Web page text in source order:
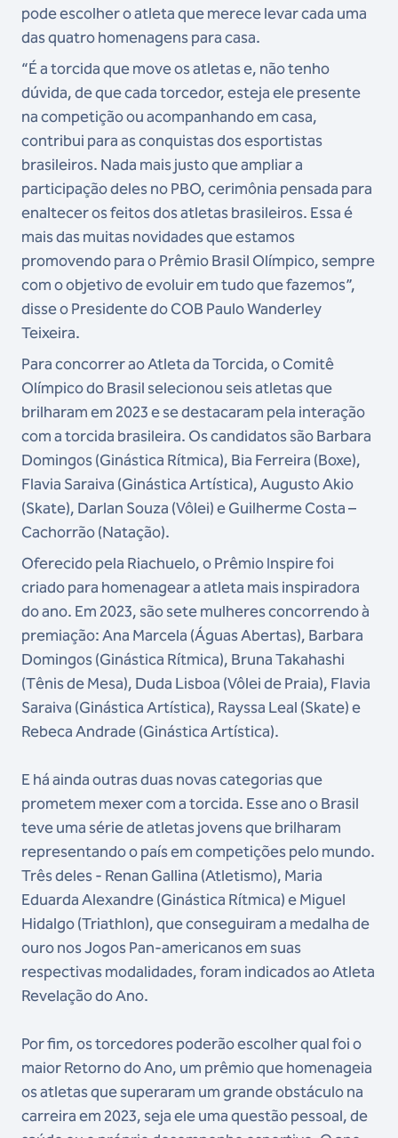
pode escolher o atleta que merece levar cada uma
das quatro homenagens para casa.
“É a torcida que move os atletas e, não tenho
dúvida, de que cada torcedor, esteja ele presente
na competição ou acompanhando em casa,
contribui para as conquistas dos esportistas
brasileiros. Nada mais justo que ampliar a
participação deles no PBO, cerimônia pensada para
enaltecer os feitos dos atletas brasileiros. Essa é
mais das muitas novidades que estamos
promovendo para o Prêmio Brasil Olímpico, sempre
com o objetivo de evoluir em tudo que fazemos”,
disse o Presidente do COB Paulo Wanderley
Teixeira.
Para concorrer ao Atleta da Torcida, o Comitê
Olímpico do Brasil selecionou seis atletas que
brilharam em 2023 e se destacaram pela interação
com a torcida brasileira. Os candidatos são Barbara
Domingos (Ginástica Rítmica), Bia Ferreira (Boxe),
Flavia Saraiva (Ginástica Artística), Augusto Akio
(Skate), Darlan Souza (Vôlei) e Guilherme Costa –
Cachorrão (Natação).
Oferecido pela Riachuelo, o Prêmio Inspire foi
criado para homenagear a atleta mais inspiradora
do ano. Em 2023, são sete mulheres concorrendo à
premiação: Ana Marcela (Águas Abertas), Barbara
Domingos (Ginástica Rítmica), Bruna Takahashi
(Tênis de Mesa), Duda Lisboa (Vôlei de Praia), Flavia
Saraiva (Ginástica Artística), Rayssa Leal (Skate) e
Rebeca Andrade (Ginástica Artística).
E há ainda outras duas novas categorias que
prometem mexer com a torcida. Esse ano o Brasil
teve uma série de atletas jovens que brilharam
representando o país em competições pelo mundo.
Três deles - Renan Gallina (Atletismo), Maria
Eduarda Alexandre (Ginástica Rítmica) e Miguel
Hidalgo (Triathlon), que conseguiram a medalha de
ouro nos Jogos Pan-americanos em suas
respectivas modalidades, foram indicados ao Atleta
Revelação do Ano.
Por fim, os torcedores poderão escolher qual foi o
maior Retorno do Ano, um prêmio que homenageia
os atletas que superaram um grande obstáculo na
carreira em 2023, seja ele uma questão pessoal, de